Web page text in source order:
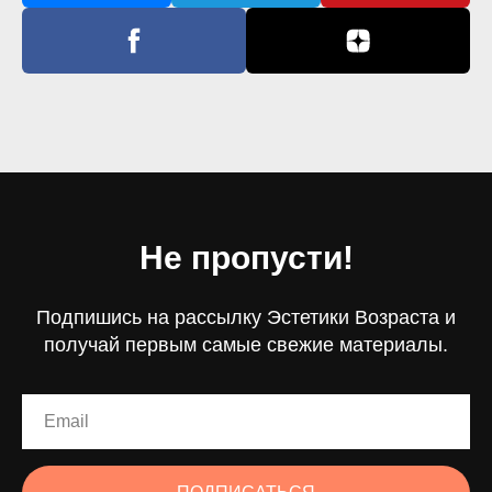
Не пропусти!
Подпишись на рассылку Эстетики Возраста и
получай первым самые свежие материалы.